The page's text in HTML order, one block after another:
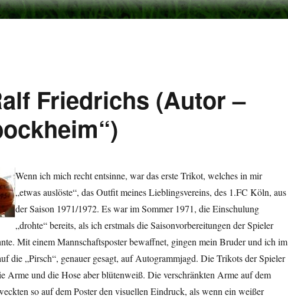
Friedrichs (Autor –
Wenn ich mich recht entsinne, war das erste Trikot, welches in mir
„etwas auslöste“, das Outfit meines Lieblingsvereins, des 1.FC Köln, aus
der Saison 1971/1972. Es war im Sommer 1971, die Einschulung
„drohte“ bereits, als ich erstmals die Saisonvorbereitungen der Spieler
Mit einem Mannschaftsposter bewaffnet, gingen mein Bruder und ich im
die „Pirsch“, genauer gesagt, auf Autogrammjagd. Die Trikots der Spieler
Arme und die Hose aber blütenweiß. Die verschränkten Arme auf dem
so auf dem Poster den visuellen Eindruck, als wenn ein weißer